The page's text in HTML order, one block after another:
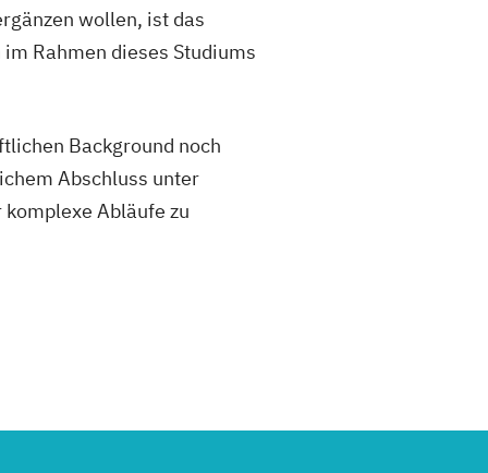
wollen, ist das
Rahmen dieses Studiums
Background noch
Abschluss unter
Abläufe zu